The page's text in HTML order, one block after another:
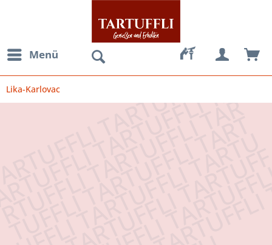
Menü
Lika-Karlovac